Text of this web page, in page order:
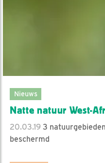
Nieuws
Natte natuur West-
20.03.19 3
beschermd